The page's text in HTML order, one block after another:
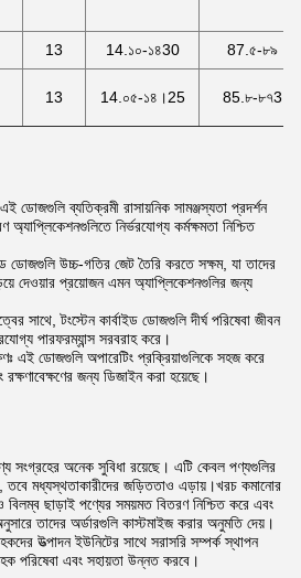
13 14.১০-১৪30 87.৫-৮৯
13 14.০৫-১৪।25 85.৮-৮৭3
ডোজগুলি ব্যতিক্রমী রাসায়নিক সামঞ্জস্যতা প্রদর্শন
অ্যাপ্লিকেশনগুলিতে নির্ভরযোগ্য কর্মক্ষমতা নিশ্চিত
ডোজগুলি উচ্চ-গতির জেট তৈরি করতে সক্ষম, যা তাদের
দেওয়ার প্রয়োজন এমন অ্যাপ্লিকেশনগুলির জন্য
সাথে, টংস্টেন কার্বাইড ডোজগুলি দীর্ঘ পরিষেবা জীবন
পারফরম্যান্স সরবরাহ করে।
এই ডোজগুলি অপারেটিং প্রক্রিয়াগুলিকে সহজ করে
জন্য ডিজাইন করা হয়েছে।
সংগ্রহের অনেক সুবিধা রয়েছে। এটি কেবল পণ্যগুলির
না, তবে মধ্যস্থতাকারীদের জড়িততাও এড়ায়।খরচ কমানোর
ছাড়াই পণ্যের সময়মত বিতরণ নিশ্চিত করে এবং
তাদের অর্ডারগুলি কাস্টমাইজ করার অনুমতি দেয়।
উত্পাদন ইউনিটের সাথে সরাসরি সম্পর্ক স্থাপন
পরিষেবা এবং সহায়তা উন্নত করবে।